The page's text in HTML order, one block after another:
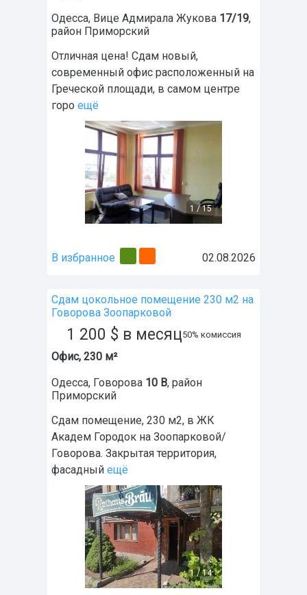
Одесса, Вице Адмирала Жукова 17/19,
район Приморский
Отличная цена! Сдам новый,
современный офис расположенный на
Греческой площади, в самом центре
горо ещё
1 /15
В избранное 02.08.2026
Сдам цокольное помещение 230 м2 на
Говорова Зоопарковой
1 200 $ в месяц50% комиссия
Офис, 230 м²
Одесса, Говорова 10 В, район
Приморский
Сдам помещение, 230 м2, в ЖК
Академ Городок на Зоопарковой/
Говорова. Закрытая территория,
фасадный ещё
1/14